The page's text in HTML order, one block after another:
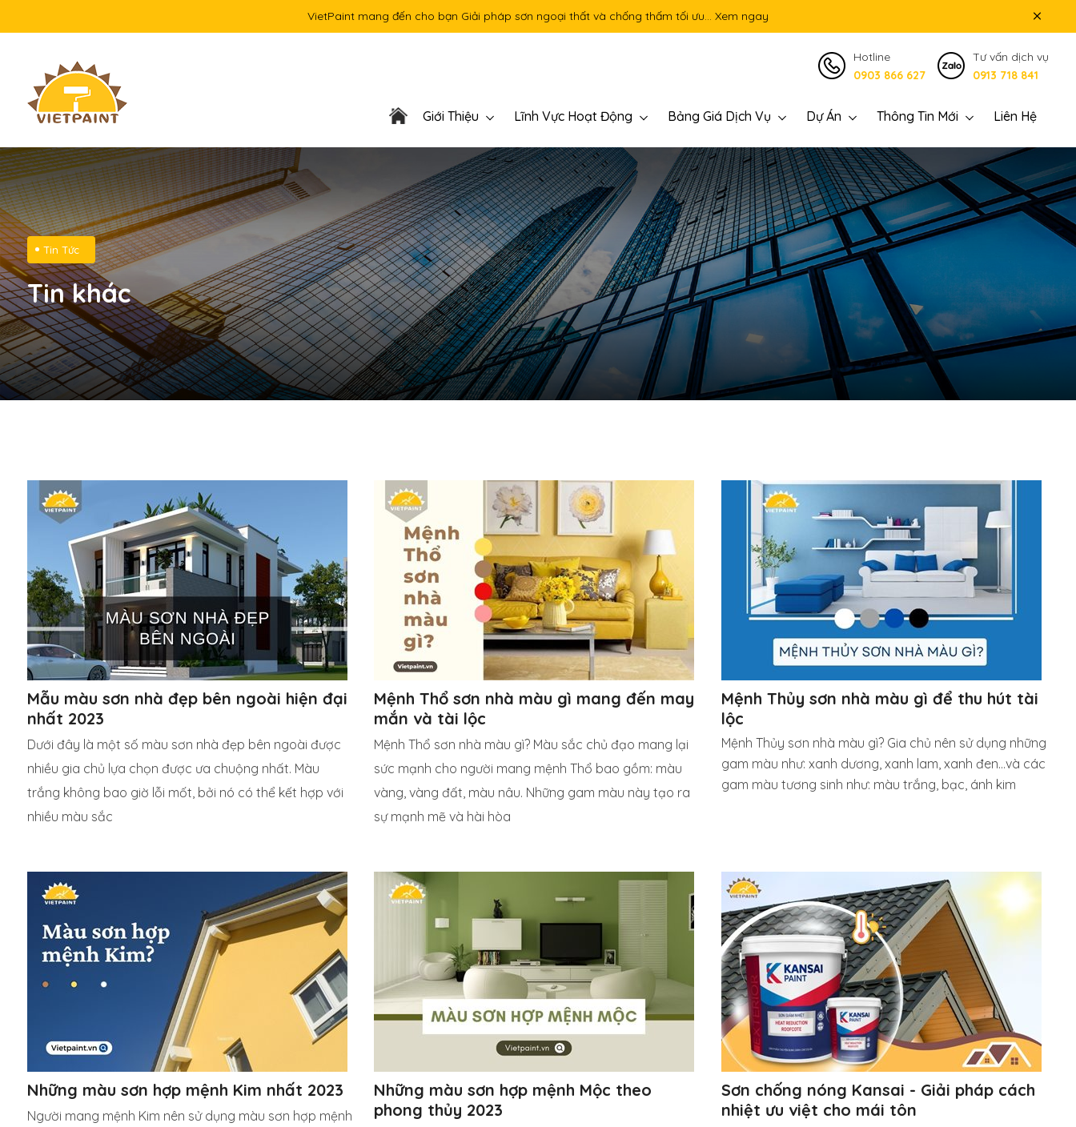
VietPaint mang đến cho bạn Giải pháp sơn ngoại thất và chống thấm tối ưu… Xem ngay
Hotline
0903 866 627
Tư vấn dịch vụ
0913 718 841
Giới Thiệu Lĩnh Vực Hoạt Động Bảng Giá Dịch Vụ Dự Án Thông Tin Mới Liên Hệ
Tin Tức
Tin khác
Mẫu màu sơn nhà đẹp bên ngoài hiện đại
nhất 2023
Dưới đây là một số màu sơn nhà đẹp bên ngoài được
nhiều gia chủ lựa chọn được ưa chuộng nhất. Màu
trắng không bao giờ lỗi mốt, bởi nó có thể kết hợp với
nhiều màu sắc
Mệnh Thổ sơn nhà màu gì mang đến may
mắn và tài lộc
Mệnh Thổ sơn nhà màu gì? Màu sắc chủ đạo mang lại
sức mạnh cho người mang mệnh Thổ bao gồm: màu
vàng, vàng đất, màu nâu. Những gam màu này tạo ra
sự mạnh mẽ và hài hòa
Mệnh Thủy sơn nhà màu gì để thu hút tài
lộc
Mệnh Thủy sơn nhà màu gì? Gia chủ nên sử dụng những
gam màu như: xanh dương, xanh lam, xanh đen…và các
gam màu tương sinh như: màu trắng, bạc, ánh kim
Những màu sơn hợp mệnh Kim nhất 2023
Người mang mệnh Kim nên sử dụng màu sơn hợp mệnh
Những màu sơn hợp mệnh Mộc theo
phong thủy 2023
Sơn chống nóng Kansai - Giải pháp cách
nhiệt ưu việt cho mái tôn